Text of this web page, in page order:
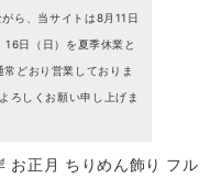
ら、当サイトは8月11日
16日（日）を夏季休業と
どおり営業しておりま
ろしくお願い申し上げま
お正月 ちりめん飾り フル